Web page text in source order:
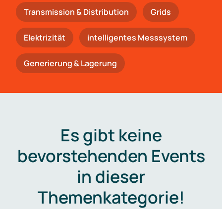
Trans­mis­si­on & Distribution Grids
Elektrizität intelligentes Messsystem
Generierung & Lagerung
Es gibt keine
bevorstehenden Events
in dieser
Themenkategorie!